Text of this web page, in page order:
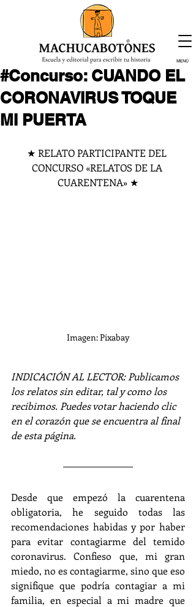
¡Inscríbete hoy!
MENÚ
#Concurso: CUANDO EL
CORONAVIRUS TOQUE
MI PUERTA
★ RELATO PARTICIPANTE DEL
CONCURSO «RELATOS DE LA
CUARENTENA» ★
Imagen: Pixabay
INDICACIÓN AL LECTOR: Publicamos
los relatos sin editar, tal y como los
recibimos. Puedes votar haciendo clic
en el corazón que se encuentra al final
de esta página.
Desde que empezó la cuarentena
obligatoria, he seguido todas las
recomendaciones habidas y por haber
para evitar contagiarme del temido
coronavirus. Confieso que, mi gran
miedo, no es contagiarme, sino que eso
signifique que podría contagiar a mi
familia, en especial a mi madre que